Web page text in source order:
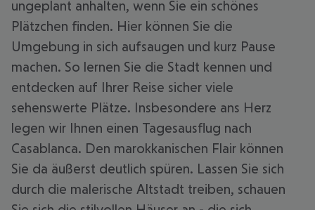
ungeplant anhalten, wenn Sie ein schönes
Plätzchen finden. Hier können Sie die
Umgebung in sich aufsaugen und kurz Pause
machen. So lernen Sie die Stadt kennen und
entdecken auf Ihrer Reise sicher viele
sehenswerte Plätze. Insbesondere ans Herz
legen wir Ihnen einen Tagesausflug nach
Casablanca. Den marokkanischen Flair können
Sie da äußerst deutlich spüren. Lassen Sie sich
durch die malerische Altstadt treiben, schauen